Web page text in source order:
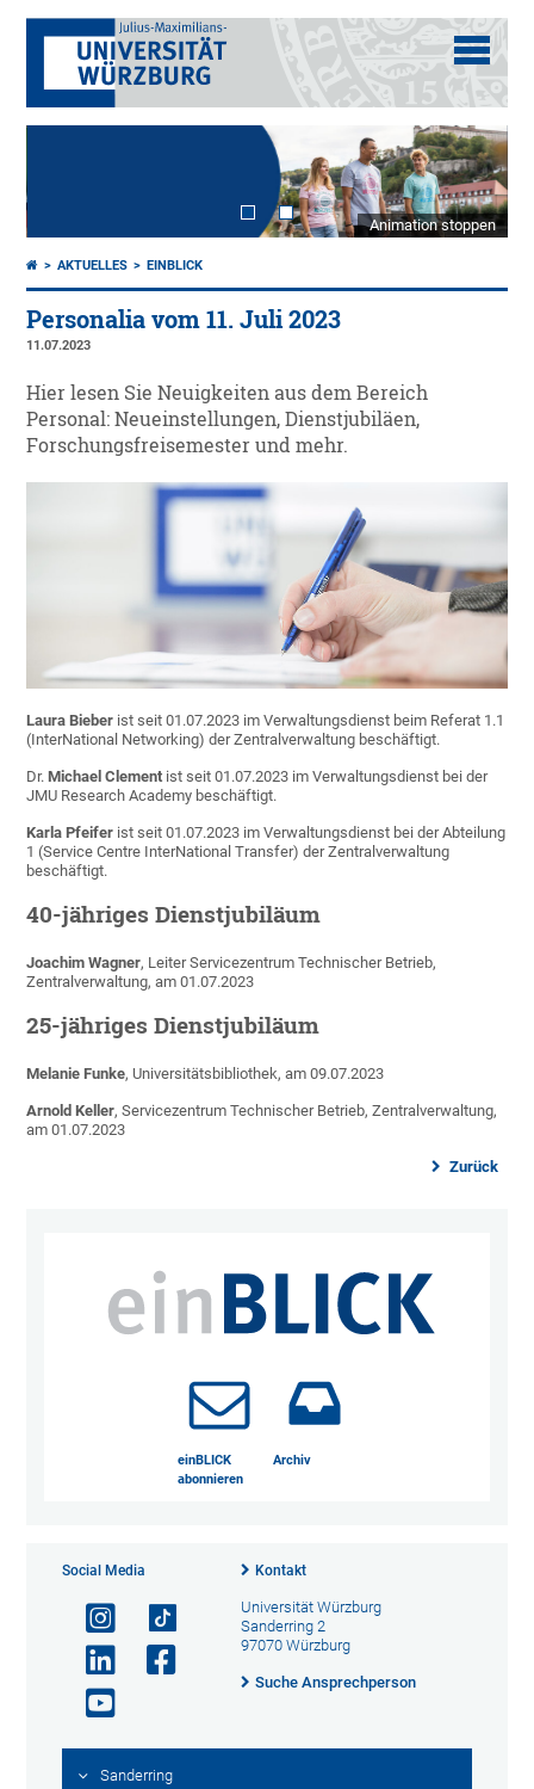
Animation stoppen
AKTUELLES EINBLICK
Personalia vom 11. Juli 2023
11.07.2023
Hier lesen Sie Neuigkeiten aus dem Bereich
Personal: Neueinstellungen, Dienstjubiläen,
Forschungsfreisemester und mehr.
Laura Bieber ist seit 01.07.2023 im Verwaltungsdienst beim Referat 1.1
(InterNational Networking) der Zentralverwaltung beschäftigt.
Dr.Michael Clement ist seit 01.07.2023 im Verwaltungsdienst bei der
JMU Research Academy beschäftigt.
Karla Pfeifer ist seit 01.07.2023 im Verwaltungsdienst bei der Abteilung
1 (Service Centre InterNational Transfer) der Zentralverwaltung
beschäftigt.
40-jähriges Dienstjubiläum
Joachim Wagner, Leiter Servicezentrum Technischer Betrieb,
Zentralverwaltung, am 01.07.2023
25-jähriges Dienstjubiläum
Melanie Funke, Universitätsbibliothek, am 09.07.2023
Arnold Keller, Servicezentrum Technischer Betrieb, Zentralverwaltung,
am 01.07.2023
Zurück
einBLICK
abonnieren
Archiv
Social Media Kontakt
Universität Würzburg
Sanderring 2
97070 Würzburg
Suche Ansprechperson
Sanderring